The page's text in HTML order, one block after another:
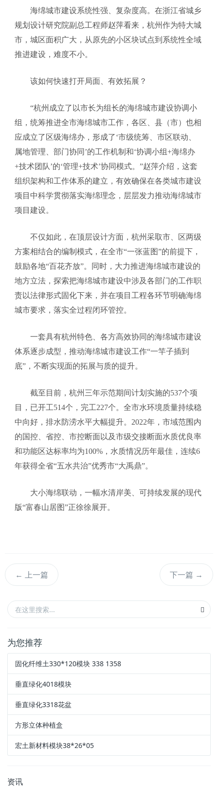
海绵城市建设系统性强、复杂度高。在浙江省城乡
规划设计研究院副总工程师赵萍看来，杭州作为特大城
市，城区面积广大，从原先的小区块试点到系统性全域
推进建设，难度不小。
该如何快速打开局面、有效拓展？
“杭州成立了以市长为组长的海绵城市建设协调小
组，统筹推进全市海绵城市工作，各区、县（市）也相
应成立了区级海绵办，形成了‘市级统筹、市区联动、
属地管理、部门协同’的工作机制和‘协调小组+海绵办
+技术团队’的‘管理+技术’协同模式。”赵萍介绍，这套
组织架构和工作体系的建立，有效确保在各类城市建设
项目中科学贯彻落实海绵理念，层层发力推动海绵城市
项目建设。
不仅如此，在顶层设计方面，杭州采取市、区两级
方案相结合的编制模式，在全市“一张蓝图”的前提下，
鼓励各地“百花齐放”。同时，大力推进海绵城市建设的
地方立法，探索把海绵城市建设中涉及各部门的工作职
责以法律形式固化下来，并在项目工程各环节明确海绵
城市要求，落实全过程闭环管控。
一套具有杭州特色、各方高效协同的海绵城市建设
体系逐步成型，推动海绵城市建设工作“一竿子插到
底”，不断实现面的拓展与质的提升。
截至目前，杭州三年示范期间计划实施的537个项
目，已开工514个，完工227个。全市水环境质量持续稳
中向好，排水防涝水平大幅提升。2022年，市域范围内
的国控、省控、市控断面以及市级交接断面水质优良率
和功能区达标率均为100%，水质情况历年最佳，连续6
年获得全省“五水共治”优秀市“大禹鼎”。
大小海绵联动，一幅水清岸美、可持续发展的现代
版“富春山居图”正徐徐展开。
← 上一篇 下一篇 →
为您推荐
固化纤维土330*120模块 338 1358
垂直绿化4018模块
垂直绿化3318花盆
方形立体种植盒
宏土新材料模块38*26*05
资讯